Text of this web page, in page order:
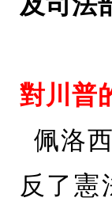
對川普
佩洛
反了